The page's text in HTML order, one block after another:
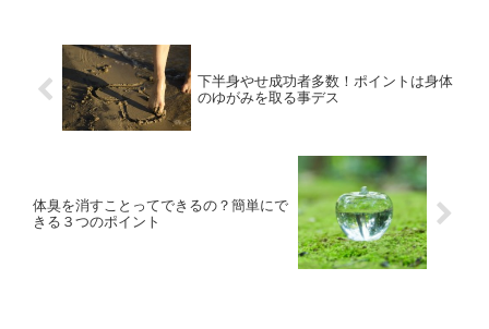
下半身やせ成功者多数！ポイントは身体
のゆがみを取る事デス
体臭を消すことってできるの？簡単にで
きる３つのポイント